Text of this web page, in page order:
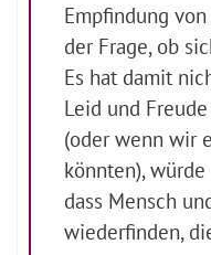
Empfindung
der Frage, ob
Es hat damit
Leid und
(oder wenn wir
könnten),
dass Mensch
wiederfinden,